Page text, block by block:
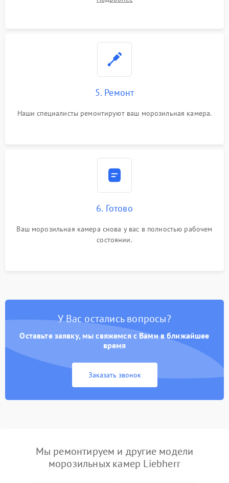
5. Ремонт
Наши специалисты ремонтируют ваш морозильная камера.
6. Готово
Ваш морозильная камера снова у вас в полностью рабочем
состоянии.
У Вас остались вопросы?
Оставьте заявку, мы свяжемся с Вами в ближайшее
время
Заказать звонок
Мы ремонтируем и другие модели
морозильных камер Liebherr